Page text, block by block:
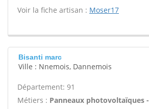
Voir la fiche artisan : Moser17
Bisanti marc
Ville : Nnemois, Dannemois
Département: 91
Métiers : Panneaux photovoltaïques -